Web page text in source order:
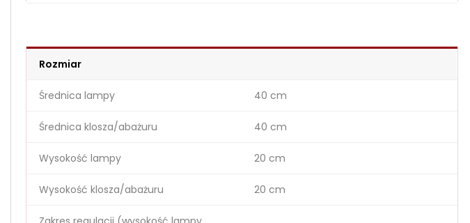
Rozmiar
Średnica lampy 40 cm
Średnica klosza/abażuru 40 cm
Wysokość lampy 20 cm
Wysokość klosza/abażuru 20 cm